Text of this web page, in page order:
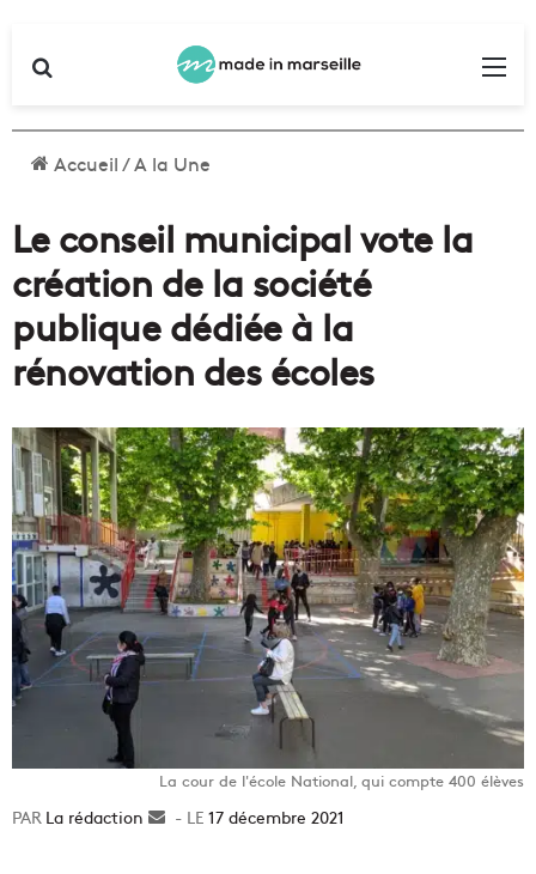
Accueil/A la Une
Le conseil municipal vote la
création de la société
publique dédiée à la
rénovation des écoles
La cour de l'école National, qui compte 400 élèves
La rédaction
Envoyer17 décembre 2021